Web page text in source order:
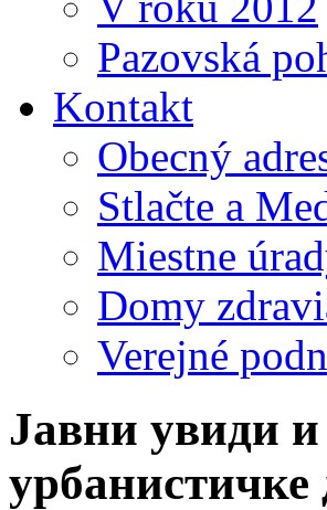
Pazovská
Kontakt
Obecný
Stlačte a
Miestne
Domy
Verejné
Јавни увиди и
урбанистичке